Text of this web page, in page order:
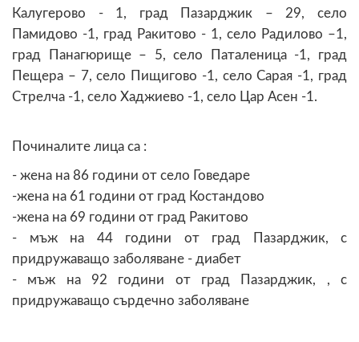
Калугерово - 1, град Пазарджик – 29, село
Памидово -1, град Ракитово - 1, село Радилово –1,
град Панагюрище – 5, село Паталеница -1, град
Пещера – 7, село Пищигово -1, село Сарая -1, град
Стрелча -1, село Хаджиево -1, село Цар Асен -1.
Починалите лица са :
- жена на 86 години от село Говедаре
-жена на 61 години от град Костандово
-жена на 69 години от град Ракитово
- мъж на 44 години от град Пазарджик, с
придружаващо заболяване - диабет
- мъж на 92 години от град Пазарджик, , с
придружаващо сърдечно заболяване